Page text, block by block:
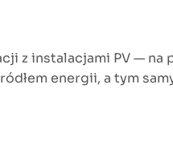
z instalacjami PV — na
energii, a tym